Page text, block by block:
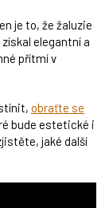
je to, že žaluzie
elegantní a
přítmí v
obraťte se
bude estetické i
jaké další